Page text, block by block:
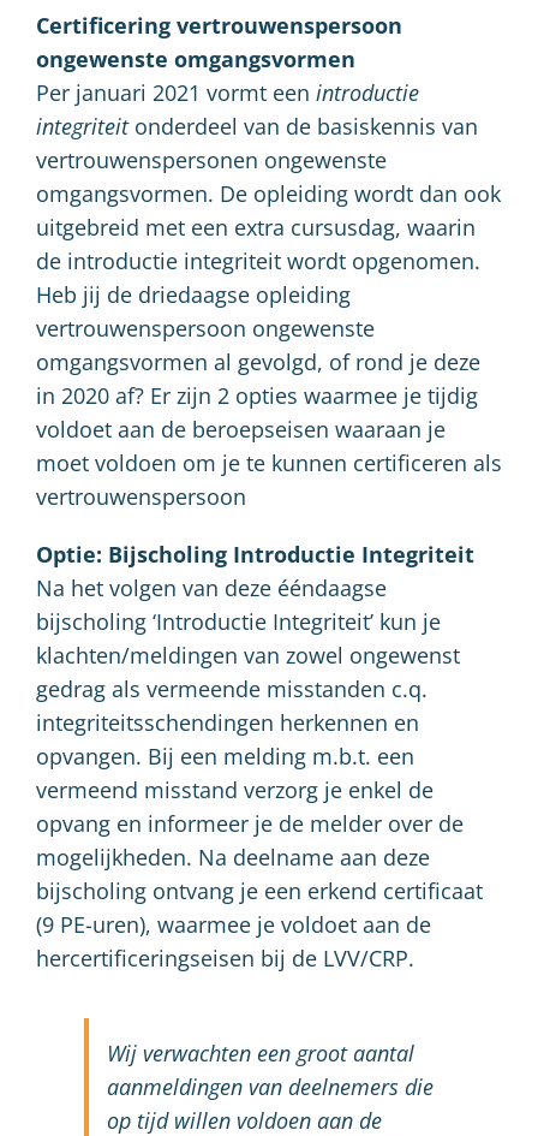
Certificering vertrouwenspersoon
ongewenste omgangsvormen
Per januari 2021 vormt een introductie
integriteit onderdeel van de basiskennis van
vertrouwenspersonen ongewenste
omgangsvormen. De opleiding wordt dan ook
uitgebreid met een extra cursusdag, waarin
de introductie integriteit wordt opgenomen.
Heb jij de driedaagse opleiding
vertrouwenspersoon ongewenste
omgangsvormen al gevolgd, of rond je deze
in 2020 af? Er zijn 2 opties waarmee je tijdig
voldoet aan de beroepseisen waaraan je
moet voldoen om je te kunnen certificeren als
vertrouwenspersoon
Optie: Bijscholing Introductie Integriteit
Na het volgen van deze ééndaagse
bijscholing ‘Introductie Integriteit’ kun je
klachten/meldingen van zowel ongewenst
gedrag als vermeende misstanden c.q.
integriteitsschendingen herkennen en
opvangen. Bij een melding m.b.t. een
vermeend misstand verzorg je enkel de
opvang en informeer je de melder over de
mogelijkheden. Na deelname aan deze
bijscholing ontvang je een erkend certificaat
(9 PE-uren), waarmee je voldoet aan de
hercertificeringseisen bij de LVV/CRP.
Wij verwachten een groot aantal
aanmeldingen van deelnemers die
op tijd willen voldoen aan de